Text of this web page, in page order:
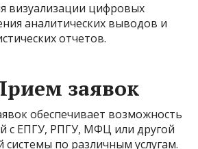
визуализации цифровых
аналитических выводов и
отчетов.
заявок
обеспечивает возможность
с ЕПГУ, РПГУ, МФЦ или другой
по различным услугам.